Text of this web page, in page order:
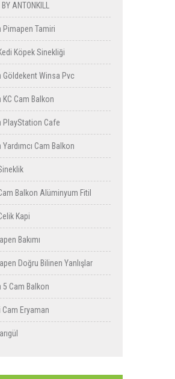
ANTONKILL
Pimapen Tamiri
Köpek Sinekliği
Göldekent Winsa Pvc
KC Cam Balkon
PlayStation Cafe
Yardımcı Cam Balkon
Balkon Alüminyum Fitil
Kapi
Bakımı
Doğru Bilinen Yanlışlar
5 Cam Balkon
Cam Eryaman